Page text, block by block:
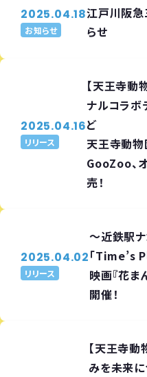
2025.04.18
お知らせ
江戸川阪
らせ
2025.04.16
リリース
【天王寺動
ナルコラボ
ど
天王寺動物
GooZoo、
売！
2025.04.02
リリース
～近鉄駅
「Time’s
映画『花ま
開催！
【天王寺
みを未来